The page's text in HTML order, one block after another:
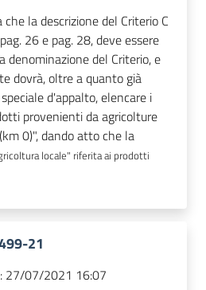
la descrizione del Criterio C
26 e pag. 28, deve essere
denominazione del Criterio, e
dovrà, oltre a quanto già
d'appalto, elencare i
provenienti da agricolture
0)", dando atto che la
locale" riferita ai prodotti
21
27/07/2021 16:07